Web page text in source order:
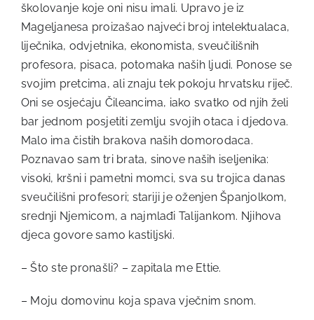
školovanje koje oni nisu imali. Upravo je iz
Mageljanesa proizašao najveći broj intelektualaca,
liječnika, odvjetnika, ekonomista, sveučilišnih
profesora, pisaca, potomaka naših ljudi. Ponose se
svojim pretcima, ali znaju tek pokoju hrvatsku riječ.
Oni se osjećaju Čileancima, iako svatko od njih želi
bar jednom posjetiti zemlju svojih otaca i djedova.
Malo ima čistih brakova naših domorodaca.
Poznavao sam tri brata, sinove naših iseljenika:
visoki, kršni i pametni momci, sva su trojica danas
sveučilišni profesori; stariji je oženjen Španjolkom,
srednji Njemicom, a najmlađi Talijankom. Njihova
djeca govore samo kastiljski.
– Što ste pronašli? – zapitala me Ettie.
– Moju domovinu koja spava vječnim snom.